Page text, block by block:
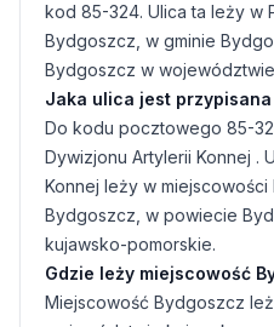
kod 85-324. Ulica ta leży w
Bydgoszcz, w gminie
Bydgoszcz w
Jaka ulica jest
Do kodu pocztowego 85-
Dywizjonu Artylerii Konnej .
Konnej leży w
Bydgoszcz, w powiecie
kujawsko-pomorskie.
Gdzie leży miejscowość
Miejscowość Bydgoszcz